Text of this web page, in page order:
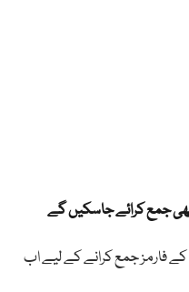
بھی جمع کرائے جاسکیں گے
کے فارمز جمع کرانے کے لیے اب